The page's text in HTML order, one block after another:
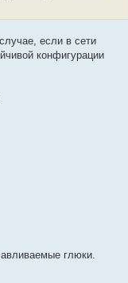
если в сети
конфигурации
глюки.